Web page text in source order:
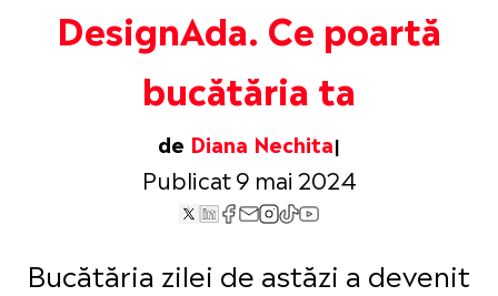
DesignAda. Ce poartă
bucătăria ta
de Diana Nechita
Publicat 9 mai 2024
Bucătăria zilei de astăzi a devenit